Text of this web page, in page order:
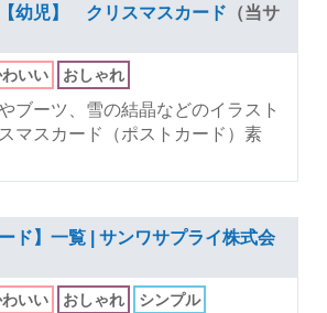
幼児】 クリスマスカード （当サ
いい おしゃれ
ブーツ、雪の結晶などのイラスト
マスカード（ポストカード）素
ド】一覧 | サンワサプライ株式会
いい おしゃれ シンプル